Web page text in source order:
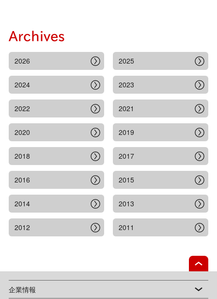
Archives
2026 2025
2024 2023
2022 2021
2020 2019
2018 2017
2016 2015
2014 2013
2012 2011
企業情報